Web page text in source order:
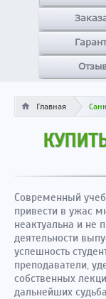
Главная
Современный
привести в ужас
неактуальна и не
деятельности
успешность
преподаватели,
собственных
дальнейших